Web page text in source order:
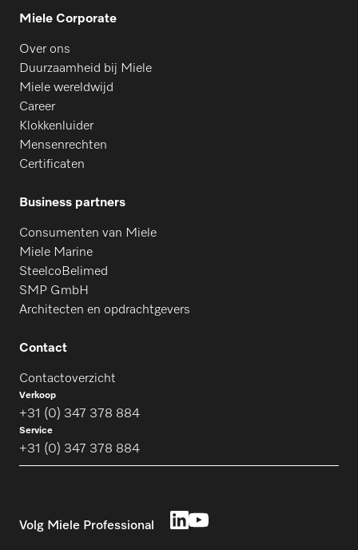
Miele Corporate
Over ons
Duurzaamheid bij Miele
Miele wereldwijd
Career
Klokkenluider
Mensenrechten
Certificaten
Business partners
Consumenten van Miele
Miele Marine
SteelcoBelimed
SMP GmbH
Architecten en opdrachtgevers
Contact
Contactoverzicht
Verkoop
+31 (0) 347 378 884
Service
+31 (0) 347 378 884
Volg Miele Professional